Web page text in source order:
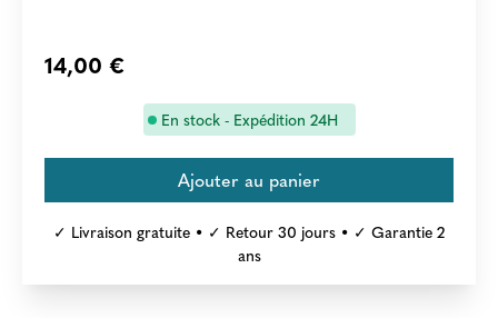
14,00 €
En stock - Expédition 24H
✓ Livraison gratuite • ✓ Retour 30 jours • ✓ Garantie 2
ans